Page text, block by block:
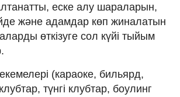
еске алу шараларын,
және адамдар көп жиналатын
өткізуге сол күйі тыйым
(караоке, бильярд,
түнгі клубтар, боулинг